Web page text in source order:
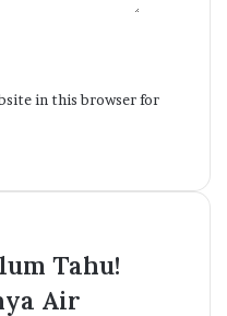
in this browser for
Tahu!
Air